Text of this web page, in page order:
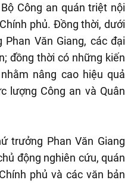
Công an quán triệt nội
phủ. Đồng thời, dưới
Văn Giang, các đại
đồng thời có những kiến
nâng cao hiệu quả
lượng Công an và Quân
trưởng Phan Văn Giang
động nghiên cứu, quán
phủ và các văn bản